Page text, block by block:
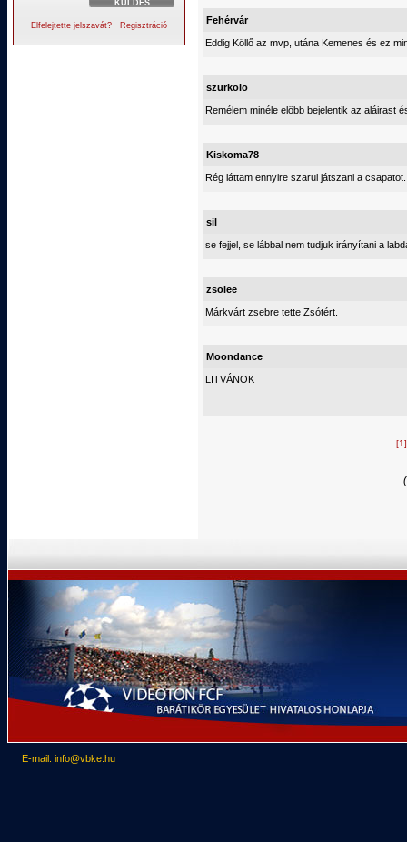
Elfelejtette jelszavát? Regisztráció Fehérvár
Eddig Köllő az mvp, utána Kemenes és ez
szurkolo
Remélem minéle elöbb bejelentik az aláirast
Kiskoma78
Rég láttam ennyire szarul játszani a
sil
se fejjel, se lábbal nem tudjuk irányítani a
zsolee
Márkvárt zsebre tette Zsótért.
Moondance
LITVÁNOK
[1]
E-mail: info@vbke.hu